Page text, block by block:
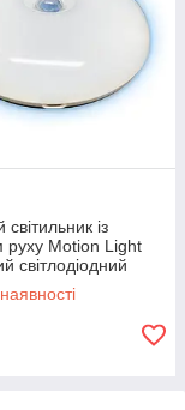
із
руху Motion Light
світлодіодний
led smart